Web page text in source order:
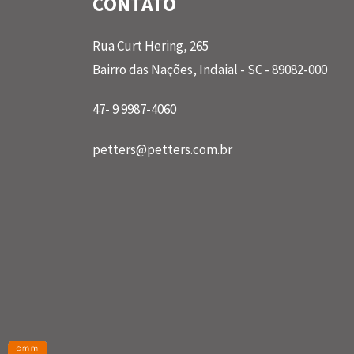
Rua Curt Hering, 265
Bairro das Nações, Indaial - SC - 89082-000
47- 9 9987-4060
petters@petters.com.br